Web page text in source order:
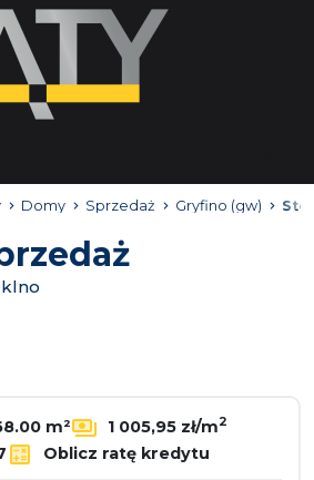
Domy Sprzedaż Gryfino (gw)
m² 1 005,95 zł/m2
Oblicz ratę kredytu